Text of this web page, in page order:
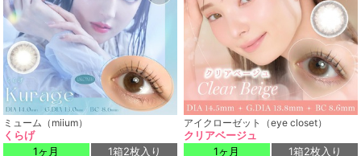
ミューム（miium）
くらげ
1ヶ月
1箱2枚入り
アイクローゼット（eye closet）
クリアベージュ
1ヶ月
1箱2枚入り